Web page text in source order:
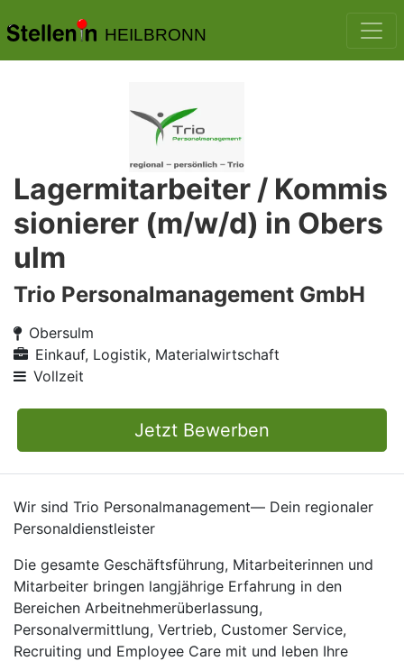
HEILBRONN
Lagermitarbeiter / Kommis
sionierer (m/w/d) in Obers
ulm
Trio Personalmanagement GmbH
Obersulm
Einkauf, Logistik, Materialwirtschaft
Vollzeit
Jetzt Bewerben
Wir sind Trio Personalmanagement— Dein regionaler
Personaldienstleister
Die gesamte Geschäftsführung, Mitarbeiterinnen und
Mitarbeiter bringen langjährige Erfahrung in den
Bereichen Arbeitnehmerüberlassung,
Personalvermittlung, Vertrieb, Customer Service,
Recruiting und Employee Care mit und leben Ihre